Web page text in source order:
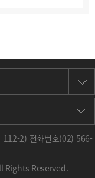
유자인 조담환
니다.
청어엮기를 돌
리가 전통 하고
고 이렇게 하는
같이 들어갔어
도 민속은 딴 것
112-2) 전화번호(02) 566-
Rights Reserved.